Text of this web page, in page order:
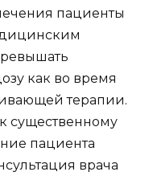
пациенты
как во время
терапии.
существенному
пациента
врача